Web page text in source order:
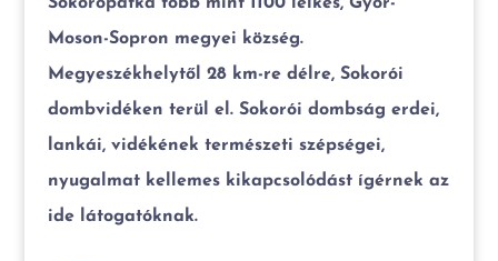
Moson-Sopron megyei község.
Megyeszékhelytől 28 km-re délre, Sokorói
dombvidéken terül el. Sokorói dombság erdei,
lankái, vidékének természeti szépségei,
nyugalmat kellemes kikapcsolódást ígérnek az
ide látogatóknak.